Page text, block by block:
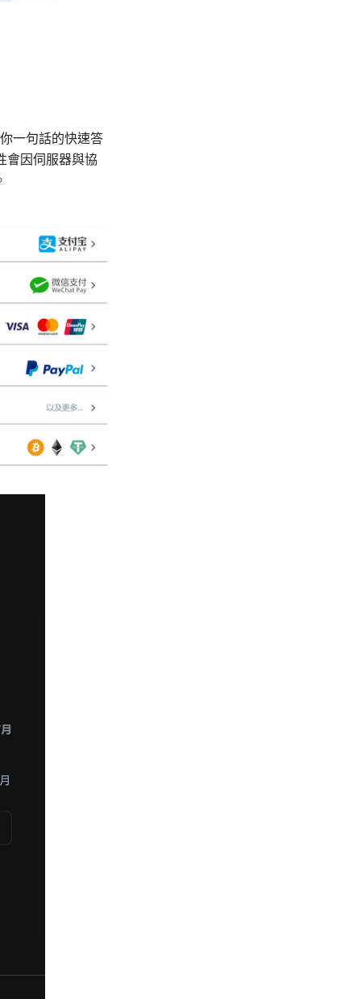
一句話的快速答
會因伺服器與協